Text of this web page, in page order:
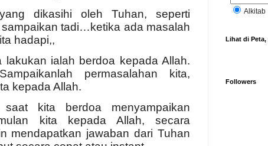
dikasihi oleh Tuhan, seperti
tadi…ketika ada masalah
hadapi,,
ialah berdoa kepada Allah.
permasalahan kita,
kepada Allah.
kita berdoa menyampaikan
kita kepada Allah, secara
mendapatkan jawaban dari Tuhan
Alkitab
Lihat di
Followers